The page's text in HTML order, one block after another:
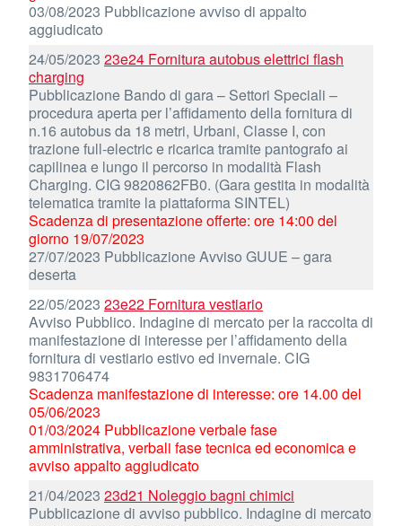
03/08/2023 Pubblicazione avviso di appalto
aggiudicato
24/05/2023 23e24 Fornitura autobus elettrici flash
charging
Pubblicazione Bando di gara – Settori Speciali –
procedura aperta per l’affidamento della fornitura di
n.16 autobus da 18 metri, Urbani, Classe I, con
trazione full-electric e ricarica tramite pantografo ai
capilinea e lungo il percorso in modalità Flash
Charging. CIG 9820862FB0. (Gara gestita in modalità
telematica tramite la piattaforma SINTEL)
Scadenza di presentazione offerte: ore 14:00 del
giorno 19/07/2023
27/07/2023 Pubblicazione Avviso GUUE – gara
deserta
22/05/2023 23e22 Fornitura vestiario
Avviso Pubblico. Indagine di mercato per la raccolta di
manifestazione di interesse per l’affidamento della
fornitura di vestiario estivo ed invernale. CIG
9831706474
Scadenza manifestazione di interesse: ore 14.00 del
05/06/2023
01/03/2024 Pubblicazione verbale fase
amministrativa, verbali fase tecnica ed economica e
avviso appalto aggiudicato
21/04/2023 23d21 Noleggio bagni chimici
Pubblicazione di avviso pubblico. Indagine di mercato